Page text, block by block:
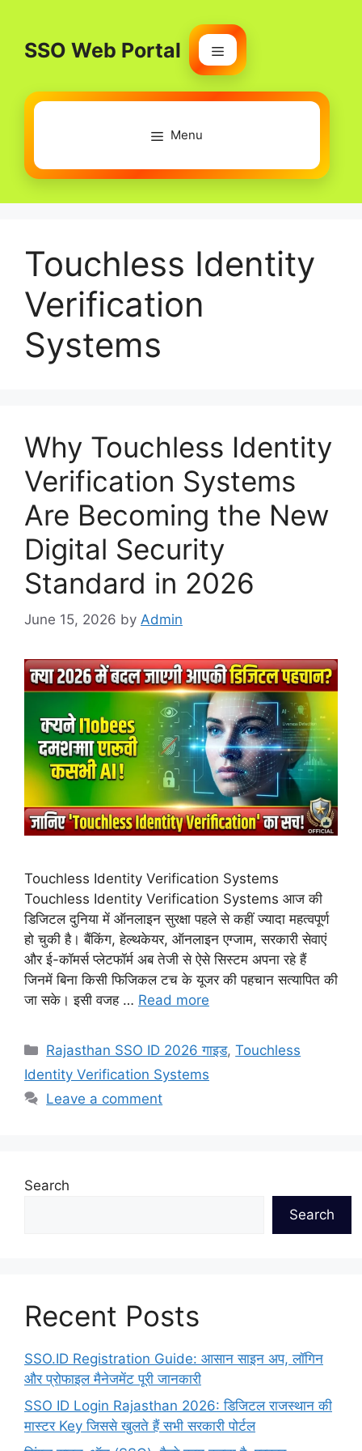
contentSSO Web Portal
Menu
Menu
Touchless Identity
Verification
Systems
Why Touchless Identity
Verification Systems
Are Becoming the New
Digital Security
Standard in 2026
June 15, 2026 by Admin
Touchless Identity Verification Systems
Touchless Identity Verification Systems आज की
डिजिटल दुनिया में ऑनलाइन सुरक्षा पहले से कहीं ज्यादा महत्वपूर्ण
हो चुकी है। बैंकिंग, हेल्थकेयर, ऑनलाइन एग्जाम, सरकारी सेवाएं
और ई-कॉमर्स प्लेटफॉर्म अब तेजी से ऐसे सिस्टम अपना रहे हैं
जिनमें बिना किसी फिजिकल टच के यूजर की पहचान सत्यापित की
जा सके। इसी वजह … Read more
Categories
Rajasthan SSO ID 2026 गाइड,Touchless
Identity Verification Systems
Leave a comment
Search
Search
Recent Posts
SSO.ID Registration Guide: आसान साइन अप, लॉगिन
और प्रोफाइल मैनेजमेंट पूरी जानकारी
SSO ID Login Rajasthan 2026: डिजिटल राजस्थान की
मास्टर Key जिससे खुलते हैं सभी सरकारी पोर्टल